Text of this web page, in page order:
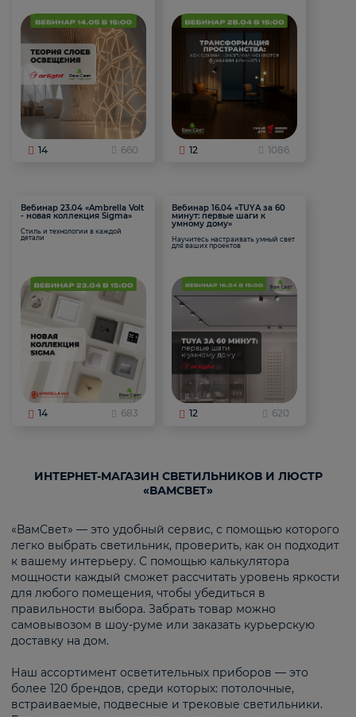
14 660 12 1086
Вебинар 23.04 «Ambrella Volt
- новая коллекция Sigma»
Стиль и технологии в каждой
детали
14 683
Вебинар 16.04 «TUYA за 60
минут: первые шаги к
умному дому»
Научитесь настраивать умный свет
для ваших проектов
12 620
ИНТЕРНЕТ-МАГАЗИН СВЕТИЛЬНИКОВ И ЛЮСТР
«ВАМСВЕТ»
«ВамСвет» — это удобный сервис, с помощью которого
легко выбрать светильник, проверить, как он подходит
к вашему интерьеру. С помощью калькулятора
мощности каждый сможет рассчитать уровень яркости
для любого помещения, чтобы убедиться в
правильности выбора. Забрать товар можно
самовывозом в шоу-руме или заказать курьерскую
доставку на дом.
Наш ассортимент осветительных приборов — это
более 120 брендов, среди которых: потолочные,
встраиваемые, подвесные и трековые светильники.